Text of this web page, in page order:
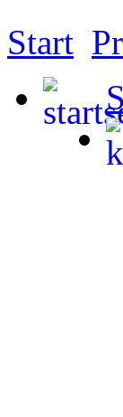
Start